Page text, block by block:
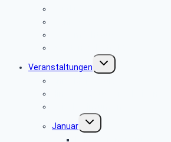
Veranstaltungen
Untermenü
umschalten
Januar
Untermenü
umschalten